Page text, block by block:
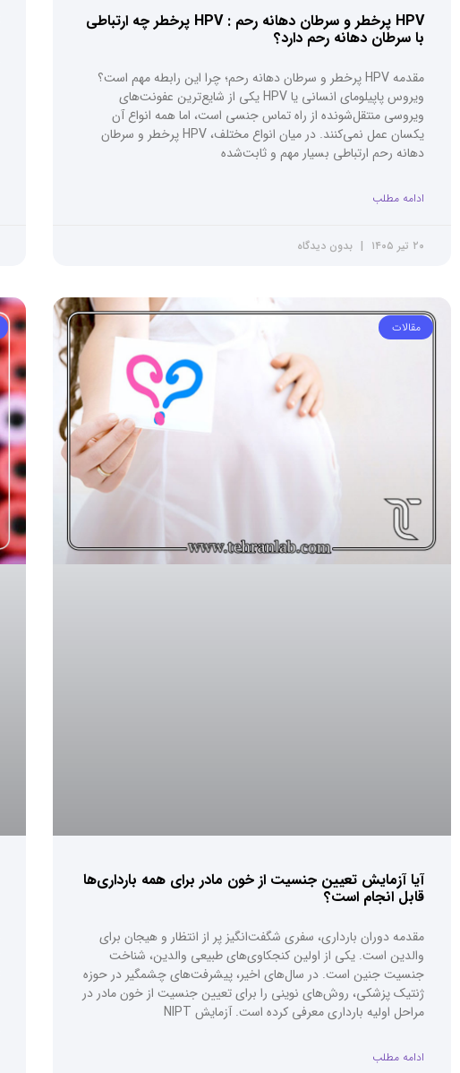
HPV پرخطر و سرطان دهانه رحم : HPV پرخطر چه ارتباطی
با سرطان دهانه رحم دارد؟
مقدمه HPV پرخطر و سرطان دهانه رحم؛ چرا این رابطه مهم است؟
ویروس پاپیلومای انسانی یا HPV یکی از شایع‌ترین عفونت‌های
ویروسی منتقل‌شونده از راه تماس جنسی است، اما همه انواع آن
یکسان عمل نمی‌کنند. در میان انواع مختلف، HPV پرخطر و سرطان
دهانه رحم ارتباطی بسیار مهم و ثابت‌شده
ادامه مطلب
۲۰ تیر ۱۴۰۵ بدون دیدگاه
مقالات
آیا آزمایش تعیین جنسیت از خون مادر برای همه بارداری‌ها
قابل انجام است؟
مقدمه دوران بارداری، سفری شگفت‌انگیز پر از انتظار و هیجان برای
والدین است. یکی از اولین کنجکاوی‌های طبیعی والدین، شناخت
جنسیت جنین است. در سال‌های اخیر، پیشرفت‌های چشمگیر در حوزه
ژنتیک پزشکی، روش‌های نوینی را برای تعیین جنسیت از خون مادر در
مراحل اولیه بارداری معرفی کرده است. آزمایش NIPT
ادامه مطلب